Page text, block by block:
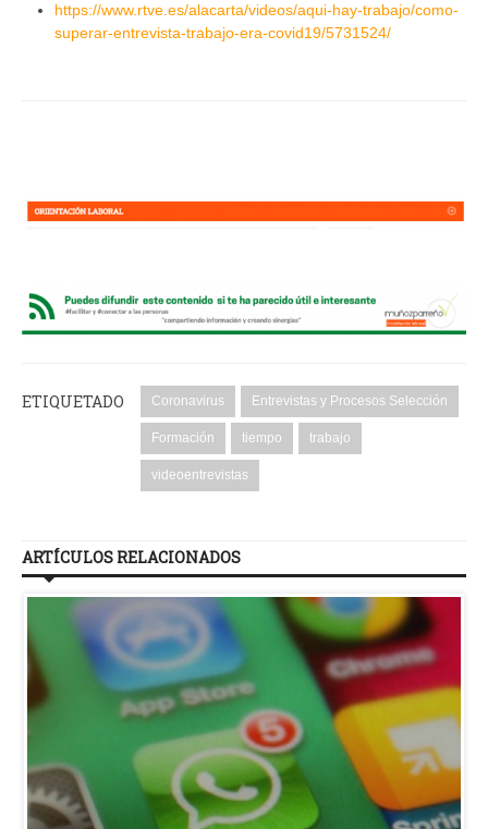
https://www.rtve.es/alacarta/videos/aqui-hay-trabajo/como-
superar-entrevista-trabajo-era-covid19/5731524/
ETIQUETADO Coronavirus Entrevistas y Procesos Selección
Formación tiempo trabajo
videoentrevistas
ARTÍCULOS RELACIONADOS